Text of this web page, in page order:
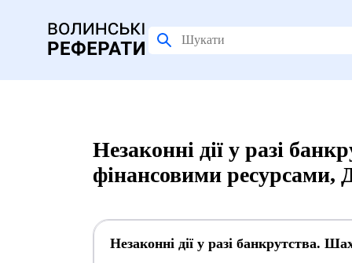
Незаконні дії у разі
фінансовими ресурсами,
Незаконні дії у разі банкрутства.